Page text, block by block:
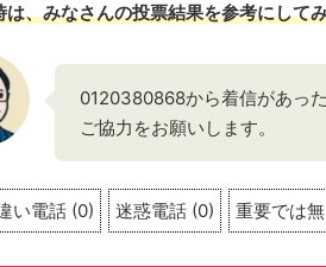
は、みなさんの投票結果を参考にして
0120380868から着信があっ
ご協力をお願いします。
い電話 (0) 迷惑電話 (0) 重要では